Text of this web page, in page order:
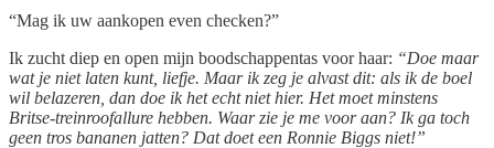
“Mag ik uw aankopen even checken?”
Ik zucht diep en open mijn boodschappentas voor haar: “Doe maar
wat je niet laten kunt, liefje. Maar ik zeg je alvast dit: als ik de boel
wil belazeren, dan doe ik het echt niet hier. Het moet minstens
Britse-treinroofallure hebben. Waar zie je me voor aan? Ik ga toch
geen tros bananen jatten? Dat doet een Ronnie Biggs niet!”